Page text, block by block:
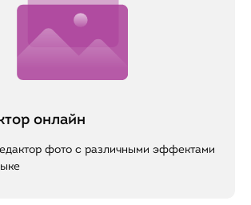
онлайн
фото с различными эффектами